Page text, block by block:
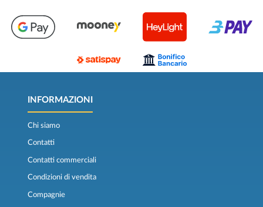
INFORMAZIONI
Chi siamo
Contatti
Contatti commerciali
Condizioni di vendita
Compagnie